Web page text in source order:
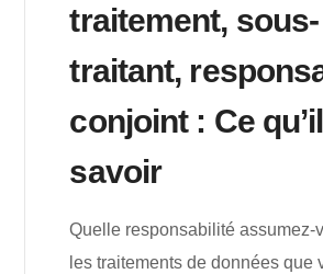
traitement, sous-
traitant,
conjoint : Ce
savoir
Quelle responsabilité assumez-
les traitements de données que